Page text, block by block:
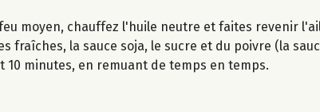
feu moyen, chauffez l'huile neutre et faites revenir
fraîches, la sauce soja, le sucre et du poivre (la
minutes, en remuant de temps en temps.